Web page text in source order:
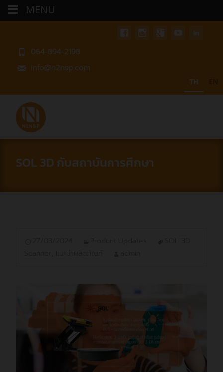
064-894-2198
info@n2nsp.com
TH
SOL 3D กับสถาบันการศึกษา
MENU